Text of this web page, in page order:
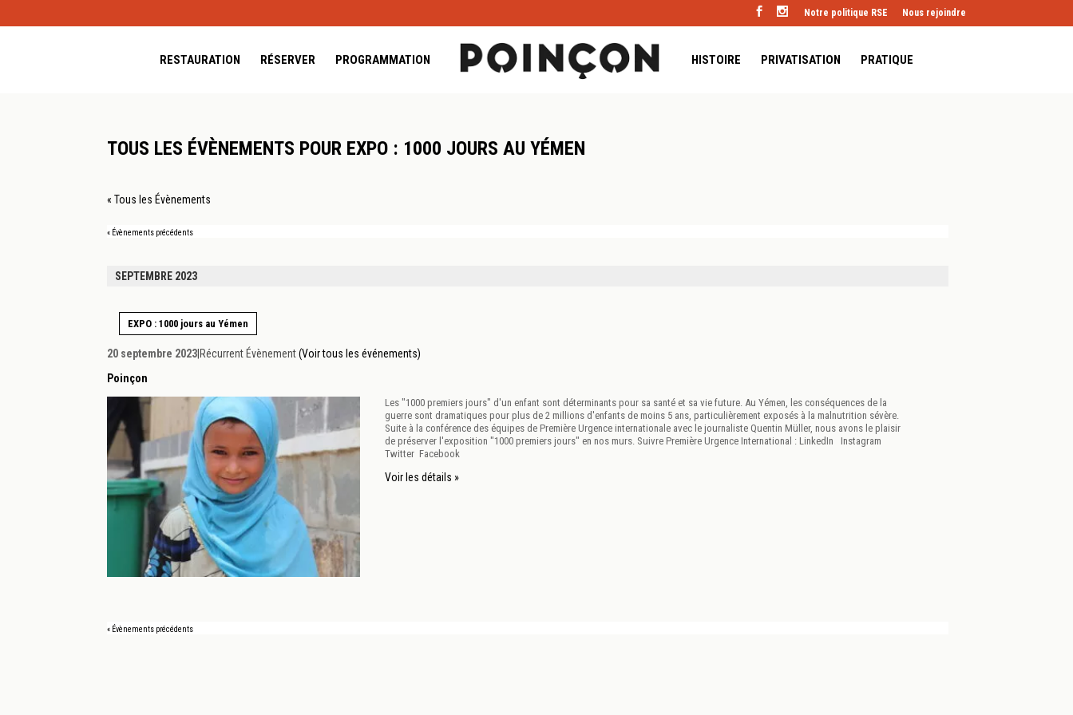
Notre politique RSE Nous rejoindre
RESTAURATION RÉSERVER PROGRAMMATION HISTOIRE PRIVATISATION PRATIQUE
TOUS LES ÉVÈNEMENTS POUR EXPO : 1000 JOURS AU YÉMEN
« Tous les Évènements
« Évènements précédents
SEPTEMBRE 2023
EXPO : 1000 jours au Yémen
20 septembre 2023|Récurrent Évènement(Voir tous les événements)
Poinçon
Les "1000 premiers jours" d'un enfant sont déterminants pour sa santé et sa vie future. Au Yémen, les conséquences de la
guerre sont dramatiques pour plus de 2 millions d'enfants de moins 5 ans, particulièrement exposés à la malnutrition sévère.
Suite à la conférence des équipes de Première Urgence internationale avec le journaliste Quentin Müller, nous avons le plaisir
de préserver l'exposition "1000 premiers jours" en nos murs. Suivre Première Urgence International : LinkedIn Instagram
Twitter Facebook
Voir les détails »
« Évènements précédents